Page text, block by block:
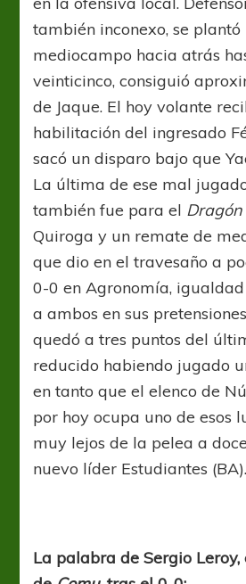
también inconexo, se plantó
mediocampo hacia atrás
veinticinco, consiguió
de Jaque. El hoy volante
habilitación del ingresado
sacó un disparo bajo que
La última de ese mal
también fue para el
Quiroga y un remate de
que dio en el travesaño a
0-0 en Agronomía,
a ambos en sus
quedó a tres puntos del
reducido habiendo jugado
en tanto que el elenco de
por hoy ocupa uno de esos
muy lejos de la pelea a
nuevo líder Estudiantes (BA).
La palabra de Sergio